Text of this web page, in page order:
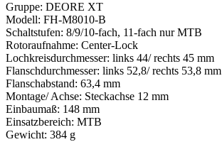
Gruppe: DEORE XT
Modell: FH-M8010-B
Schaltstufen: 8/9/10-fach, 11-fach nur MTB
Rotoraufnahme: Center-Lock
Lochkreisdurchmesser: links 44/ rechts 45 mm
Flanschdurchmesser: links 52,8/ rechts 53,8 mm
Flanschabstand: 63,4 mm
Montage/ Achse: Steckachse 12 mm
Einbaumaß: 148 mm
Einsatzbereich: MTB
Gewicht: 384 g